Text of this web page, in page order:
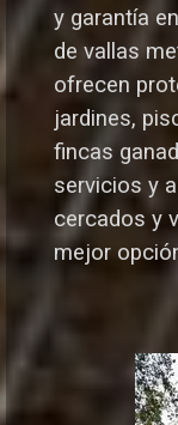
y garantía
de vallas
ofrecen
jardines,
fincas
servicios y
cercados y
mejor